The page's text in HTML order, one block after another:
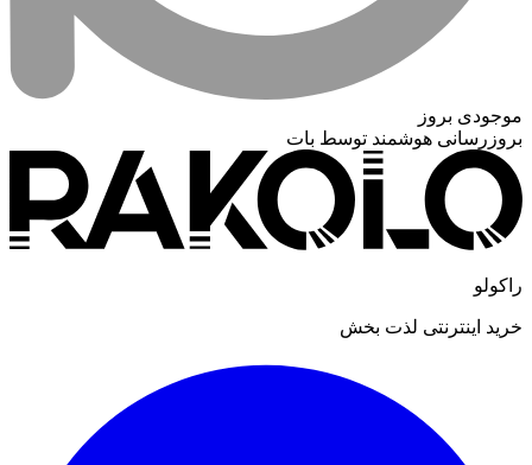
موجودی بروز
بروزرسانی هوشمند توسط بات
راکولو
خرید اینترنتی لذت بخش